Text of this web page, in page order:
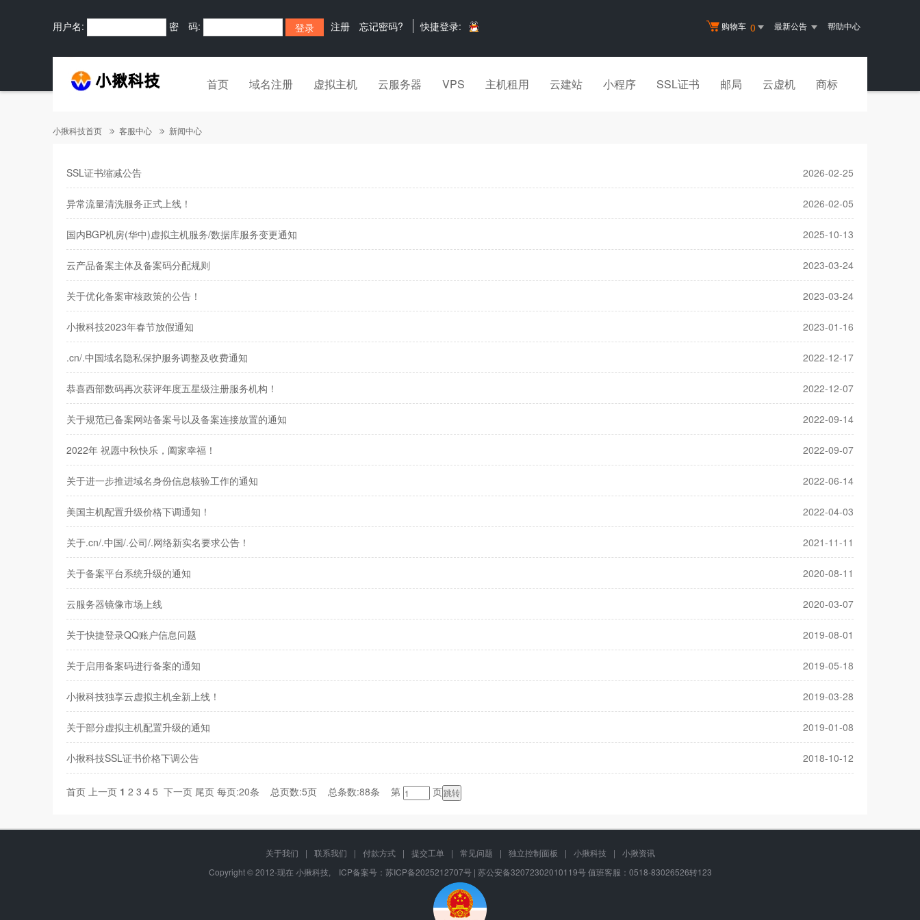
购物车 0 最新公告 帮助中心
用户名: 密 码: 注册 忘记密码? 快捷登录:
首页 域名注册 虚拟主机 云服务器 VPS 主机租用 云建站 小程序 SSL证书 邮局 云虚机 商标
小揪科技首页 客服中心 新闻中心
SSL证书缩减公告 2026-02-25
异常流量清洗服务正式上线！ 2026-02-05
国内BGP机房(华中)虚拟主机服务/数据库服务变更通知 2025-10-13
云产品备案主体及备案码分配规则 2023-03-24
关于优化备案审核政策的公告！ 2023-03-24
小揪科技2023年春节放假通知 2023-01-16
.cn/.中国域名隐私保护服务调整及收费通知 2022-12-17
恭喜西部数码再次获评年度五星级注册服务机构！ 2022-12-07
关于规范已备案网站备案号以及备案连接放置的通知 2022-09-14
2022年 祝愿中秋快乐，阖家幸福！ 2022-09-07
关于进一步推进域名身份信息核验工作的通知 2022-06-14
美国主机配置升级价格下调通知！ 2022-04-03
关于.cn/.中国/.公司/.网络新实名要求公告！ 2021-11-11
关于备案平台系统升级的通知 2020-08-11
云服务器镜像市场上线 2020-03-07
关于快捷登录QQ账户信息问题 2019-08-01
关于启用备案码进行备案的通知 2019-05-18
小揪科技独享云虚拟主机全新上线！ 2019-03-28
关于部分虚拟主机配置升级的通知 2019-01-08
小揪科技SSL证书价格下调公告 2018-10-12
首页 上一页 1 2 3 4 5 下一页 尾页 每页:20条 总页数:5页 总条数:88条 第 页
关于我们 | 联系我们 | 付款方式 | 提交工单 | 常见问题 | 独立控制面板 | 小揪科技 |
小揪资讯
Copyright © 2012-现在 小揪科技, ICP备案号： 苏ICP备2025212707号 | 苏公安备32072302010119号值班客服：0518-83026526转123